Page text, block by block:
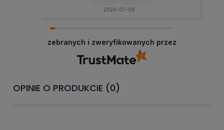
2026-07-08
zebranych i zweryfikowanych przez
OPINIE O PRODUKCIE (0)